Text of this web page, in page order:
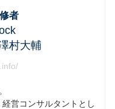
者
村大輔
経営コンサルタントとし